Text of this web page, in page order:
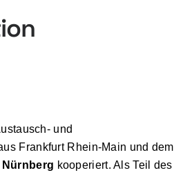
und
Frankfurt Rhein-Main und dem
kooperiert. Als Teil des